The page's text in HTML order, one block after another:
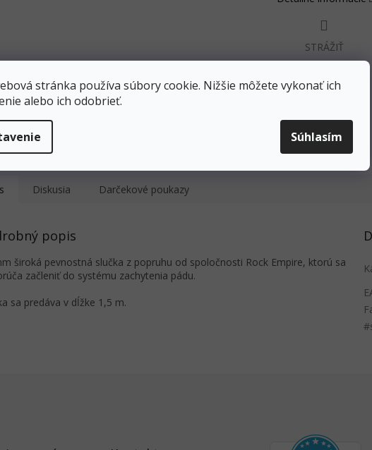
stránka používa súbory cookie. Nižšie môžete vykonať ich
alebo ich odobrieť.
Súhlasím
STRÁŽIŤ
Doprava zadarmo
ZADARMO pri objednávke nad
40 EUR!
Všetko máme skladom na
okamžité odoslanie.
Diskusia Darčekové poukazy
popis
široká pevnostná slučka z popruhu od spoločnosti Rock Empire, ktorú sa
začleniť do systému zachytenia pádu.
sa predáva v dĺžke 1,5 m.